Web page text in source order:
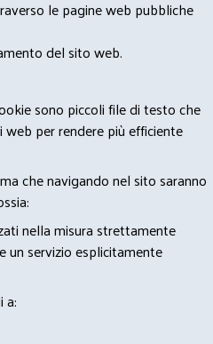
le pagine web pubbliche
del sito web.
sono piccoli file di testo che
per rendere più efficiente
che navigando nel sito saranno
nella misura strettamente
un servizio esplicitamente
a: